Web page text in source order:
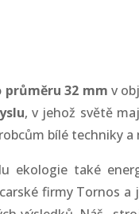
32 mm v
, v jehož světě
bílé techniky
ekologie také
firmy Tornos